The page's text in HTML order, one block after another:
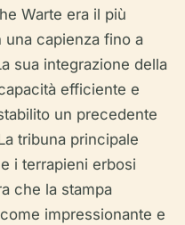
Warte era il più
una capienza fino a
sua integrazione della
efficiente e
un precedente
tribuna principale
i terrapieni erbosi
che la stampa
impressionante e